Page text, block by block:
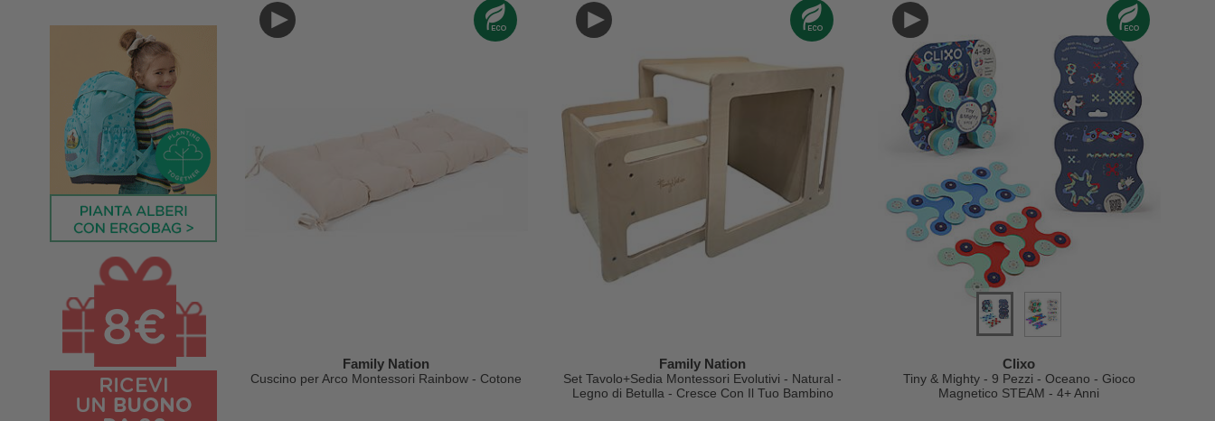
Family Nation
Cuscino per Arco Montessori Rainbow - Cotone
Family Nation
Set Tavolo+Sedia Montessori Evolutivi - Natural -
Legno di Betulla - Cresce Con Il Tuo Bambino
Clixo
Tiny & Mighty - 9 Pezzi - Oceano - Gioco
Magnetico STEAM - 4+ Anni